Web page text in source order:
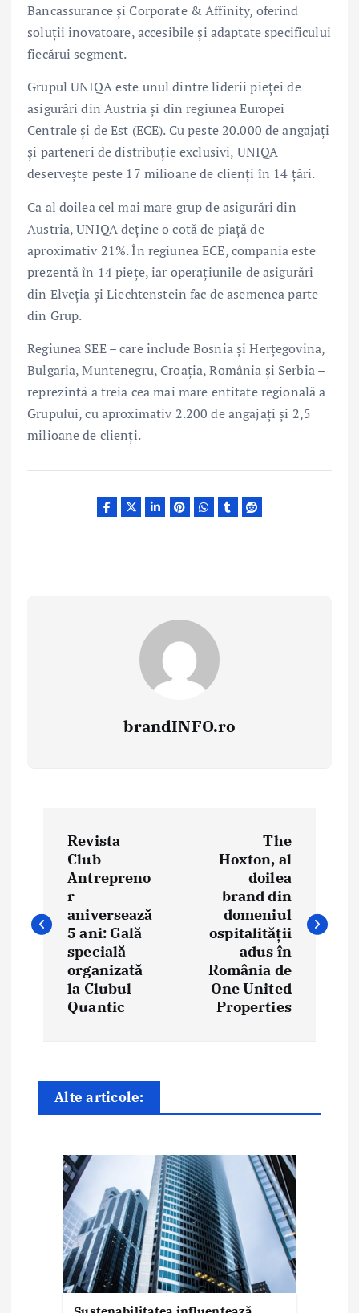
Bancassurance și Corporate & Affinity, oferind
soluții inovatoare, accesibile și adaptate specificului
fiecărui segment.
Grupul UNIQA este unul dintre liderii pieței de
asigurări din Austria și din regiunea Europei
Centrale și de Est (ECE). Cu peste 20.000 de angajați
și parteneri de distribuție exclusivi, UNIQA
deservește peste 17 milioane de clienți în 14 țări.
Ca al doilea cel mai mare grup de asigurări din
Austria, UNIQA deține o cotă de piață de
aproximativ 21%. În regiunea ECE, compania este
prezentă în 14 piețe, iar operațiunile de asigurări
din Elveția și Liechtenstein fac de asemenea parte
din Grup.
Regiunea SEE – care include Bosnia și Herțegovina,
Bulgaria, Muntenegru, Croația, România și Serbia –
reprezintă a treia cea mai mare entitate regională a
Grupului, cu aproximativ 2.200 de angajați și 2,5
milioane de clienți.
brandINFO.ro
i
n
Revista
Club
Antrepreno
r
aniversează
5 ani: Gală
specială
organizată
la Clubul
Quantic
The
Hoxton, al
doilea
brand din
domeniul
ospitalității
adus în
România de
One United
Properties
Alte articole: